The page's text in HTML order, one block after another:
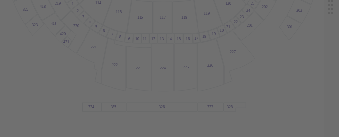
15
16 17 18
1 19
120
14
201
202
222
223
224 225 226
227
221
219
220
325 326 327 328
324
301
302
322
323
418
419
420
421
7
8 9 10 12 13 14 15 16 17 18
19
10
21
22
23
24
25
5
6
2
3
4